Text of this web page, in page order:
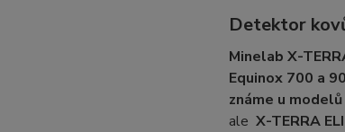
Detektor
Minelab X-
Equinox 700 a
známe u
ale X-TERRA